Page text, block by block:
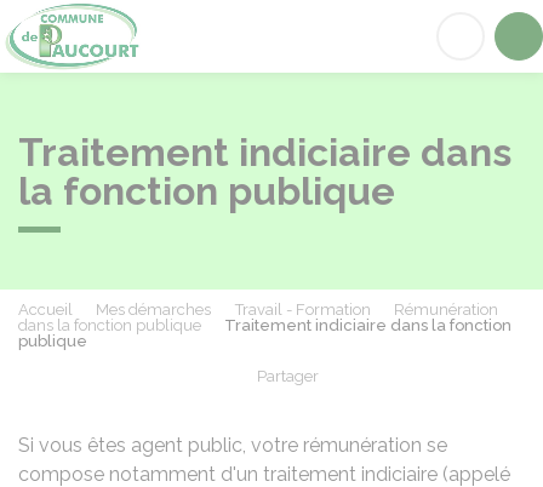
Traitement indiciaire dans
la fonction publique
Accueil Mes démarches Travail - Formation
Rémunération
dans la fonction publique
Traitement indiciaire dans la fonction
publique
Partager
Si vous êtes agent public, votre rémunération se
compose notamment d'un traitement indiciaire (appelé